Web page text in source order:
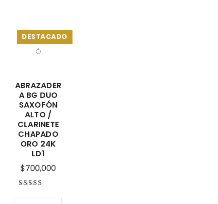
DESTACADO
ABRAZADER
A BG DUO
SAXOFÓN
ALTO /
CLARINETE
CHAPADO
ORO 24K
LD1
$700,000
Valorado con